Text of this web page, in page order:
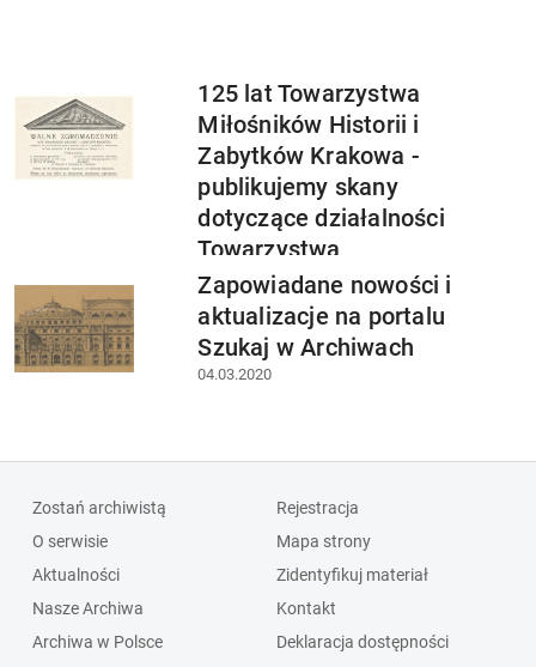
125 lat Towarzystwa
Miłośników Historii i
Zabytków Krakowa -
publikujemy skany
dotyczące działalności
Towarzystwa
11.01.2022
Zapowiadane nowości i
aktualizacje na portalu
Szukaj w Archiwach
04.03.2020
Zostań archiwistą
O serwisie
Aktualności
Nasze Archiwa
Archiwa w Polsce
Rejestracja
Mapa strony
Zidentyfikuj materiał
Kontakt
Deklaracja dostępności